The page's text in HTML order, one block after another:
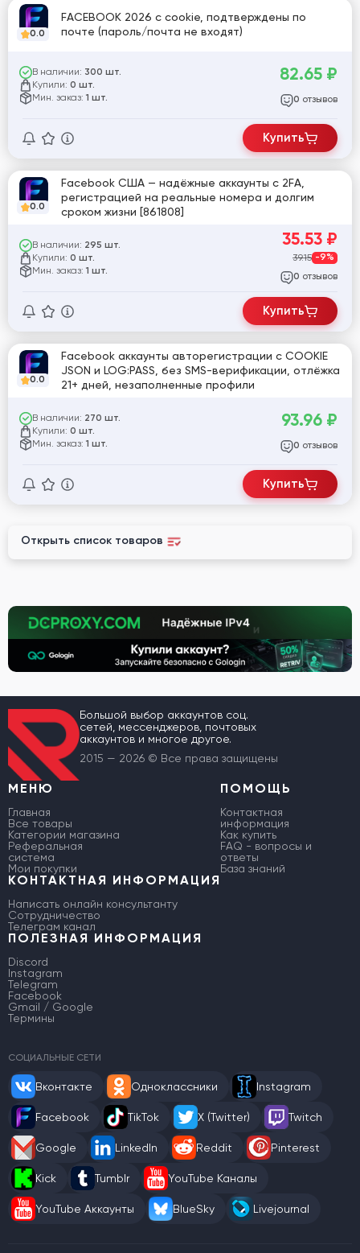
0.0
FACEBOOK 2026 с cookie, подтверждены по
почте (пароль/почта не входят)
В наличии: 300 шт.
Купили: 0 шт.
Мин. заказ: 1 шт.
82.65 ₽
0 отзывов
Купить
0.0
Facebook США — надёжные аккаунты с 2FA,
регистрацией на реальные номера и долгим
сроком жизни [861808]
В наличии: 295 шт.
Купили: 0 шт.
Мин. заказ: 1 шт.
35.53 ₽
39.15 -9%
0 отзывов
Купить
0.0
Facebook аккаунты авторегистрации с COOKIE
JSON и LOG:PASS, без SMS-верификации, отлёжка
21+ дней, незаполненные профили
В наличии: 270 шт.
Купили: 0 шт.
Мин. заказ: 1 шт.
93.96 ₽
0 отзывов
Купить
Открыть список товаров
Большой выбор аккаунтов соц.
сетей, мессенджеров, почтовых
аккаунтов и многое другое.
2015 — 2026 © Все права защищены
МЕНЮ
Главная
Все товары
Категории магазина
Реферальная
система
Мои покупки
ПОМОЩЬ
Контактная
информация
Как купить
FAQ - вопросы и
ответы
База знаний
КОНТАКТНАЯ ИНФОРМАЦИЯ
Написать онлайн консультанту
Сотрудничество
Телеграм канал
ПОЛЕЗНАЯ ИНФОРМАЦИЯ
Discord
Instagram
Telegram
Facebook
Gmail / Google
Термины
СОЦИАЛЬНЫЕ СЕТИ
Вконтакте Одноклассники Instagram
Facebook TikTok X (Twitter) Twitch
Google LinkedIn Reddit Pinterest
Kick Tumblr YouTube Каналы
YouTube Аккаунты BlueSky Livejournal